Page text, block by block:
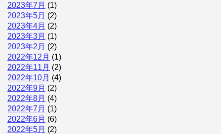
2023年7月 (1)
2023年5月 (2)
2023年4月 (2)
2023年3月 (1)
2023年2月 (2)
2022年12月 (1)
2022年11月 (2)
2022年10月 (4)
2022年9月 (2)
2022年8月 (4)
2022年7月 (1)
2022年6月 (6)
2022年5月 (2)